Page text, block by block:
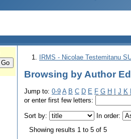
IRMS - Nicolae Testemitanu
Browsing by Author
Jump to: 0-9 A B C D E F G H J K
or enter first few letters:
Sort by:
In order:
Showing results 1 to 5 of 5